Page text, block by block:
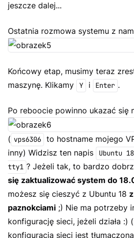
jeszcze dalej...
Ostatnia rozmowa systemu z
Końcowy etap, musimy teraz
maszynę. Klikamy
Y i Enter .
Po reboocie powinno ukazać się
( vps6306
to hostname mojego
inny) Widzisz ten napis
Ubuntu
tty1 ? Jeżeli tak, to bardzo
się zaktualizować system do
możesz się cieszyć z Ubuntu 18
paznokciami ;) Nie ma potrzeby
konfigurację sieci, jeżeli działa :) (
konfiguracja sieci jest